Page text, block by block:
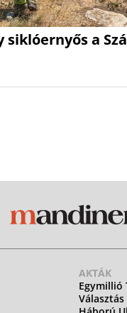
siklóernyős a
AKTÁK
Egymillió
Választás